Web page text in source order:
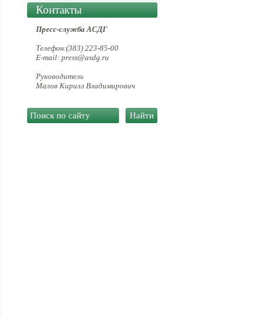
Контакты
Пресс-служба АСДГ
Телефон:(383) 223-85-00
E-mail: press@asdg.ru
Руководитель
Малов Кирилл Владимирович